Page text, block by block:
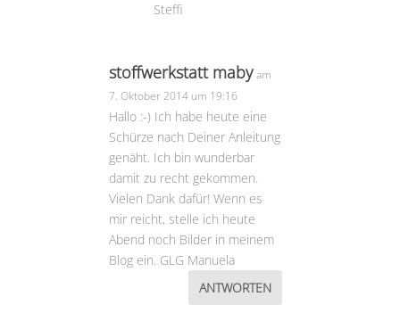
Steffi
stoffwerkstatt maby am
7. Oktober 2014 um 19:16
Hallo :-) Ich habe heute eine
Schürze nach Deiner Anleitung
genäht. Ich bin wunderbar
damit zu recht gekommen.
Vielen Dank dafür! Wenn es
mir reicht, stelle ich heute
Abend noch Bilder in meinem
Blog ein. GLG Manuela
ANTWORTEN